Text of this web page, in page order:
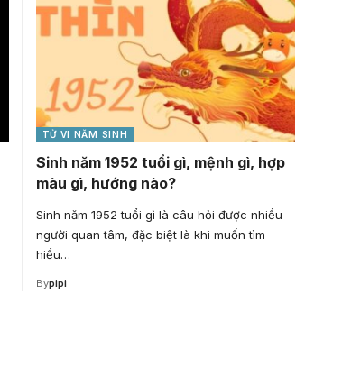
TỬ VI NĂM SINH
Sinh năm 1952 tuổi gì, mệnh gì, hợp
màu gì, hướng nào?
Sinh năm 1952 tuổi gì là câu hỏi được nhiều
người quan tâm, đặc biệt là khi muốn tìm
hiểu…
Bypipi